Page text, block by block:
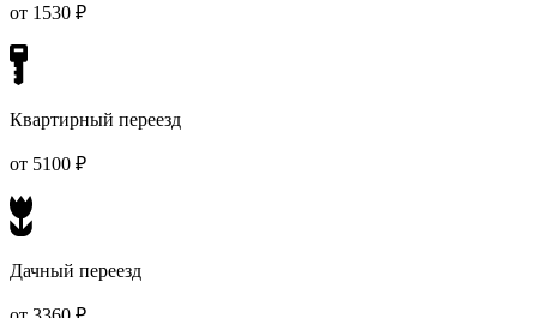
от 1530 ₽
Квартирный переезд
от 5100 ₽
Дачный переезд